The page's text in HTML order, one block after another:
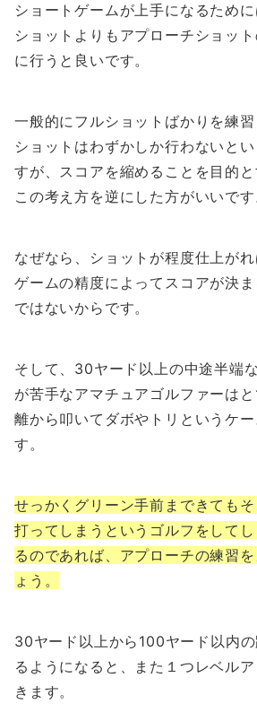
ショートゲームが上手になるため
ショットよりもアプローチショッ
に行うと良いです。
一般的にフルショットばかりを練
ショットはわずかしか行わないと
すが、スコアを縮めることを目的と
この考え方を逆にした方がいいです
なぜなら、ショットが程度仕上が
ゲームの精度によってスコアが決
ではないからです。
そして、30ヤード以上の中途半端
が苦手なアマチュアゴルファーは
離から叩いてダボやトリというケ
す。
せっかくグリーン手前まできても
打ってしまうというゴルフをして
るのであれば、アプローチの練習
ょう。
30ヤード以上から100ヤード以内
るようになると、また１つレベル
きます。